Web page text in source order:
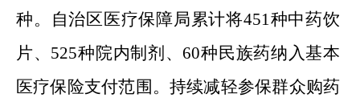
种。自治区医疗保障局累计将451种中药饮
片、 525种院内制剂、 60种民族药纳入基本
医疗保险支付范围。 持续减轻参保群众购药